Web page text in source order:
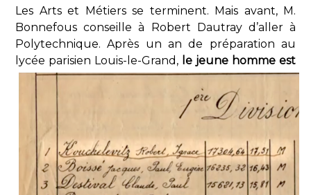
Les Arts et Métiers se terminent. Mais avant, M.
Bonnefous conseille à Robert Dautray d’aller à
Polytechnique. Après un an de préparation au
lycée parisien Louis-le-Grand, le jeune homme est